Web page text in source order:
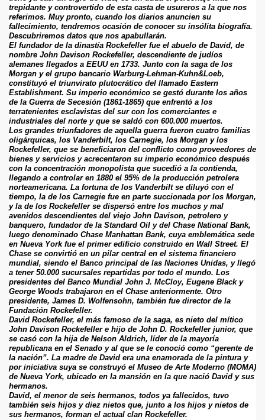
trepidante y controvertido de esta casta de usureros a la que nos
referimos. Muy pronto, cuando los diarios anuncien su
fallecimiento, tendremos ocasión de conocer su insólita biografía.
Descubriremos datos que nos apabullarán.
El fundador de la dinastía Rockefeller fue el abuelo de David, de
nombre John Davison Rockefeller, descendiente de judíos
alemanes llegados a EEUU en 1733. Junto con la saga de los
Morgan y el grupo bancario Warburg-Lehman-Kuhn&Loeb,
constituyó el triunvirato plutocrático del llamado Eastern
Establishment. Su imperio económico se gestó durante los años
de la Guerra de Secesión (1861-1865) que enfrentó a los
terratenientes esclavistas del sur con los comerciantes e
industriales del norte y que se saldó con 600.000 muertos.
Los grandes triunfadores de aquella guerra fueron cuatro familias
oligárquicas, los Vanderbilt, los Carnegie, los Morgan y los
Rockefeller, que se beneficiaron del conflicto como proveedores de
bienes y servicios y acrecentaron su imperio económico después
con la concentración monopolista que sucedió a la contienda,
llegando a controlar en 1880 el 95% de la producción petrolera
norteamericana. La fortuna de los Vanderbilt se diluyó con el
tiempo, la de los Carnegie fue en parte succionada por los Morgan,
y la de los Rockefeller se dispersó entre los muchos y mal
avenidos descendientes del viejo John Davison, petrolero y
banquero, fundador de la Standard Oil y del Chase National Bank,
luego denominado Chase Manhattan Bank, cuya emblemática sede
en Nueva York fue el primer edificio construido en Wall Street. El
Chase se convirtió en un pilar central en el sistema financiero
mundial, siendo el Banco principal de las Naciones Unidas, y llegó
a tener 50.000 sucursales repartidas por todo el mundo. Los
presidentes del Banco Mundial John J. McCloy, Eugene Black y
George Woods trabajaron en el Chase anteriormente. Otro
presidente, James D. Wolfensohn, también fue director de la
Fundación Rockefeller.
David Rockefeller, el más famoso de la saga, es nieto del mítico
John Davison Rockefeller e hijo de John D. Rockefeller junior, que
se casó con la hija de Nelson Aldrich, líder de la mayoría
republicana en el Senado y al que se le conoció como “gerente de
la nación”. La madre de David era una enamorada de la pintura y
por iniciativa suya se construyó el Museo de Arte Moderno (MOMA)
de Nueva York, ubicado en la mansión en la que nació David y sus
hermanos.
David, el menor de seis hermanos, todos ya fallecidos, tuvo
también seis hijos y diez nietos que, junto a los hijos y nietos de
sus hermanos, forman el actual clan Rockefeller.